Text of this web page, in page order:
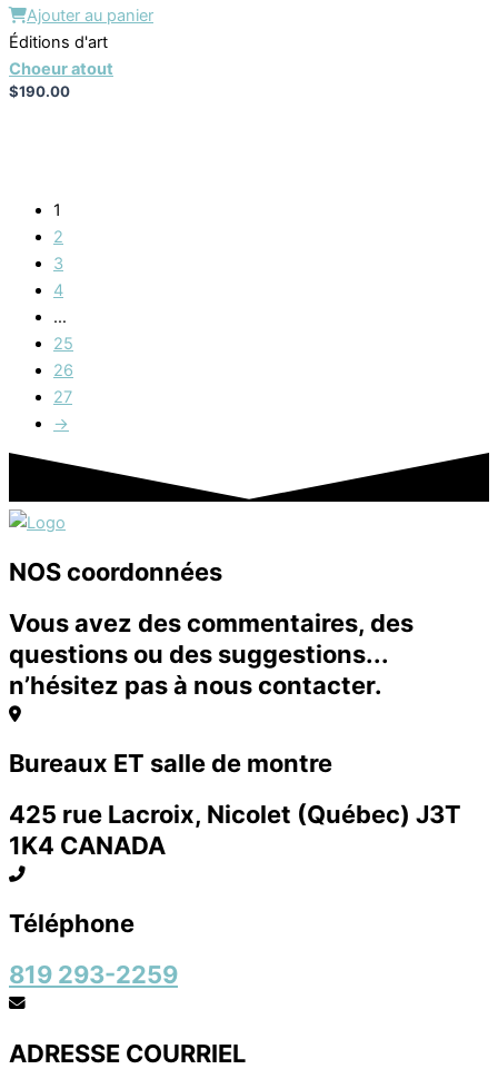
Ajouter au panier
Éditions d'art
Choeur atout
$190.00
1
2
3
4
…
25
26
27
→
NOS coordonnées
Vous avez des commentaires, des
questions ou des suggestions...
n’hésitez pas à nous contacter.
Bureaux ET salle de montre
425 rue Lacroix, Nicolet (Québec) J3T
1K4 CANADA
Téléphone
819 293-2259
ADRESSE COURRIEL